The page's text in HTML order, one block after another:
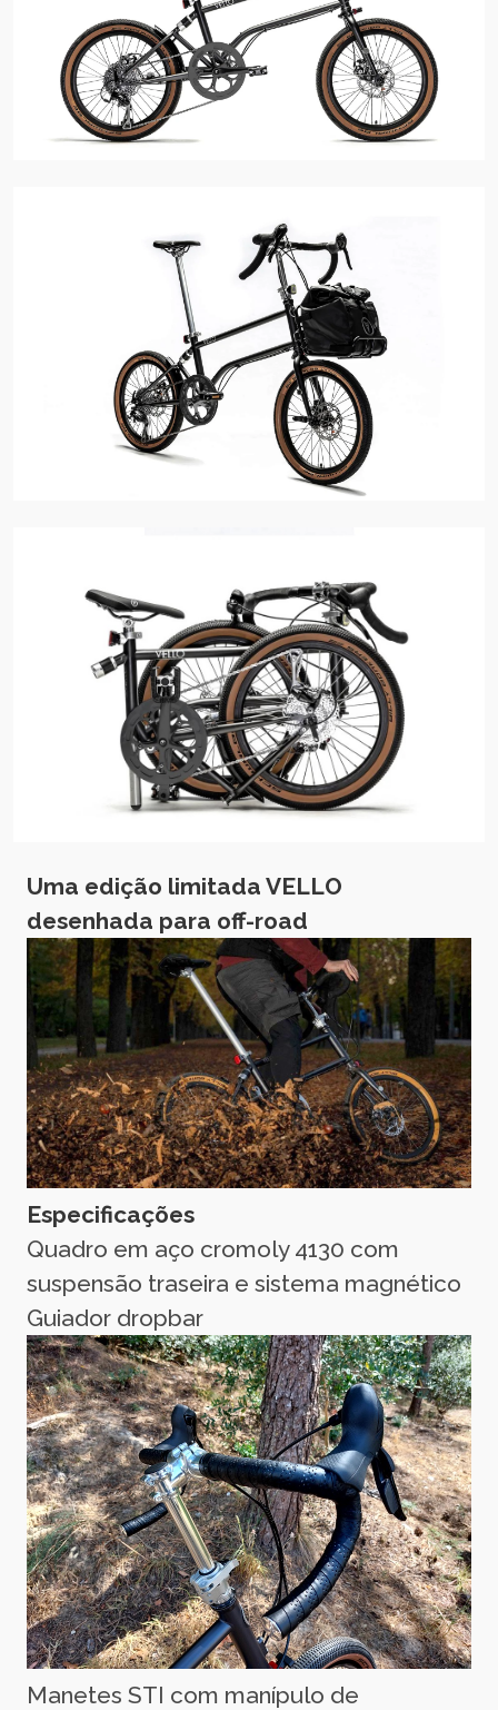
Uma edição limitada VELLO
desenhada para off-road
Especificações
Quadro em aço cromoly 4130 com
suspensão traseira e sistema magnético
Guiador dropbar
Manetes STI com manípulo de